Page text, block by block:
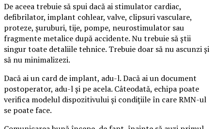
De aceea trebuie să spui dacă ai stimulator cardiac,
defibrilator, implant cohlear, valve, clipsuri vasculare,
proteze, șuruburi, tije, pompe, neurostimulator sau
fragmente metalice după accidente. Nu trebuie să știi
singur toate detaliile tehnice. Trebuie doar să nu ascunzi și
să nu minimalizezi.
Dacă ai un card de implant, adu-l. Dacă ai un document
postoperator, adu-l și pe acela. Câteodată, echipa poate
verifica modelul dispozitivului și condițiile în care RMN-ul
se poate face.